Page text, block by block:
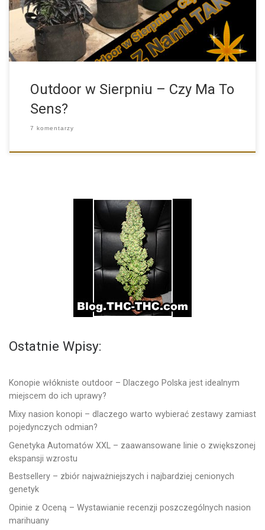
Outdoor w Sierpniu – Czy Ma To
Sens?
7 komentarzy
Ostatnie Wpisy:
Konopie włókniste outdoor – Dlaczego Polska jest idealnym
miejscem do ich uprawy?
Mixy nasion konopi – dlaczego warto wybierać zestawy zamiast
pojedynczych odmian?
Genetyka Automatów XXL – zaawansowane linie o zwiększonej
ekspansji wzrostu
Bestsellery – zbiór najważniejszych i najbardziej cenionych
genetyk
Opinie z Oceną – Wystawianie recenzji poszczególnych nasion
marihuany